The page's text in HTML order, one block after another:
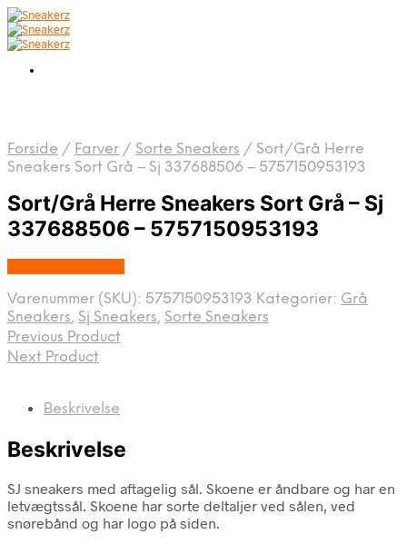
Forside / Farver / Sorte Sneakers / Sort/Grå Herre
Sneakers Sort Grå – Sj 337688506 – 5757150953193
Sort/Grå Herre Sneakers Sort Grå – Sj
337688506 – 5757150953193
Varenummer (SKU): 5757150953193 Kategorier: Grå
Sneakers, Sj Sneakers, Sorte Sneakers
Previous Product
Next Product
Beskrivelse
Beskrivelse
SJ sneakers med aftagelig sål. Skoene er åndbare og har en
letvægtssål. Skoene har sorte deltaljer ved sålen, ved
snørebånd og har logo på siden.